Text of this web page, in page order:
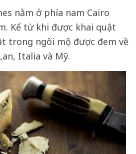
nằm ở phía nam Cairo
Kể từ khi được khai quật
trong ngôi mộ được đem về
Italia và Mỹ.